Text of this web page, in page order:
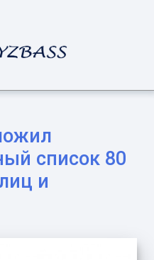
список 80
и